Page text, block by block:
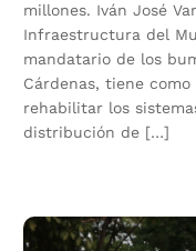
millones. Iván José
Infraestructura del
mandatario de los
Cárdenas, tiene
rehabilitar los
distribución de […]